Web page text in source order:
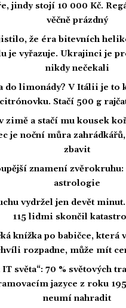
jindy stojí 10 000 Kč.
věčně prázdný
že éra bitevních
je vyřazuje. Ukrajinci je
nikdy nečekali
do limonády? V Itálii je to
Stačí 500 g
zimě a stačí mu kousek
je noční můra
zbavit
znamení zvěrokruhu:
astrologie
vydržel jen devět
115 lidmi skončil
knížka po babičce, která
rozpadne, může mít
IT světa“: 70 % světových
jazyce z roku
neumí nahradit